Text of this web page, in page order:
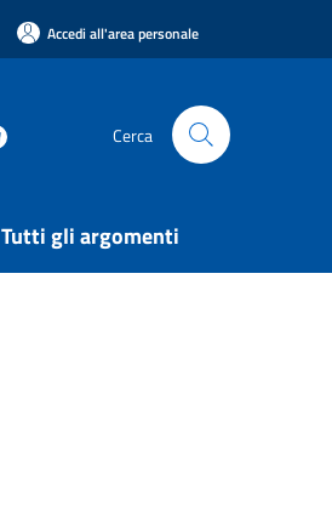
Accedi all'area personale
Cerca
Tutti gli argomenti